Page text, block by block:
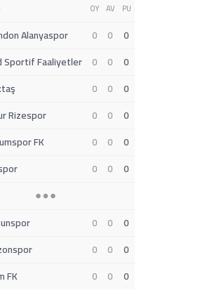
Futbolcular
OY AV PU
Alanyaspor 0 0
0
Sportif Faaliyetler 0 0
0
0 0
0
Rizespor 0 0
0
FK 0 0
0
0 0 0
0 0
0
0 0
0
FK 0 0 0